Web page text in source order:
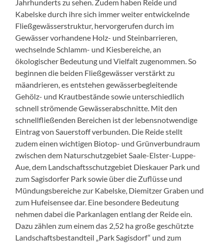
Jahrhunderts zu sehen. Zudem haben Reide und
Kabelske durch ihre sich immer weiter entwickelnde
Fließgewässerstruktur, hervorgerufen durch im
Gewässer vorhandene Holz- und Steinbarrieren,
wechselnde Schlamm- und Kiesbereiche, an
ökologischer Bedeutung und Vielfalt zugenommen. So
beginnen die beiden Fließgewässer verstärkt zu
mäandrieren, es entstehen gewässerbegleitende
Gehölz- und Krautbestände sowie unterschiedlich
schnell strömende Gewässerabschnitte. Mit den
schnellfließenden Bereichen ist der lebensnotwendige
Eintrag von Sauerstoff verbunden. Die Reide stellt
zudem einen wichtigen Biotop- und Grünverbundraum
zwischen dem Naturschutzgebiet Saale-Elster-Luppe-
Aue, dem Landschaftsschutzgebiet Dieskauer Park und
zum Sagisdorfer Park sowie über die Zuflüsse und
Mündungsbereiche zur Kabelske, Diemitzer Graben und
zum Hufeisensee dar. Eine besondere Bedeutung
nehmen dabei die Parkanlagen entlang der Reide ein.
Dazu zählen zum einem das 2,52 ha große geschützte
Landschaftsbestandteil „Park Sagisdorf“ und zum